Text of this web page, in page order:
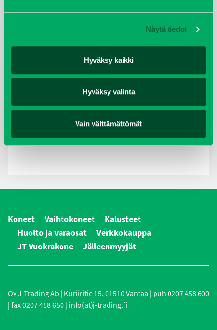
Näytä tiedot
Hyväksy kaikki
Hyväksy valinta
Vain välttämättömät
Koneet Vaihtokoneet
Kalusteet
Huolto ja varaosat
Verkkokauppa
JT Vuokrakone
Jälleenmyyjät
Oy J-Trading Ab | Kuriiritie 15, 01510 Vantaa | puh 0207 458 600
| fax 0207 458 650 | info(at)j-trading.fi